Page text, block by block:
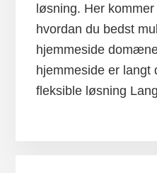
løsning. Her
hvordan du bedst
hjemmeside
hjemmeside er langt
fleksible løsning